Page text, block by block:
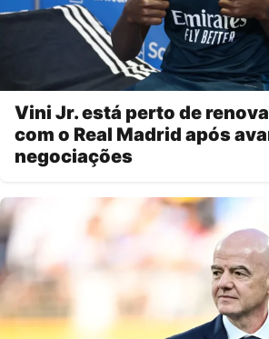
Vini Jr. está perto de
com o Real Madrid após
negociações